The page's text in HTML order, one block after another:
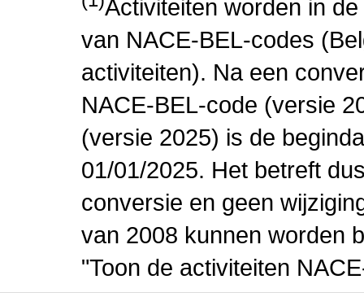
Activiteiten worden in
van NACE-BEL-codes
activiteiten). Na een
NACE-BEL-code (versie
(versie 2025) is de
01/01/2025. Het betreft
conversie en geen
van 2008 kunnen worden
"Toon de activiteiten